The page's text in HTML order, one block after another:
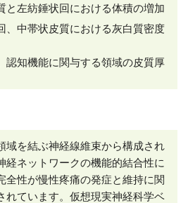
と左紡錘状回における体積の増加
、中帯状皮質における灰白質密度
認知機能に関与する領域の皮質厚
を結ぶ神経線維束から構成され
経ネットワークの機能的結合性に
全性が慢性疼痛の発症と維持に関
れています。仮想現実神経科学ベ